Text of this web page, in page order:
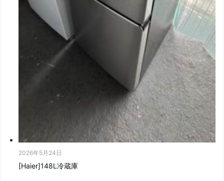
2026年5月24日
[Haier]148L冷蔵庫